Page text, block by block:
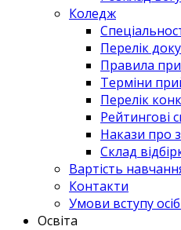
Коледж
Перелік
Правила
Терміни
Перелік
Рейтингові
Накази про
Склад
Вартість
Контакти
Умови вступу
Освіта